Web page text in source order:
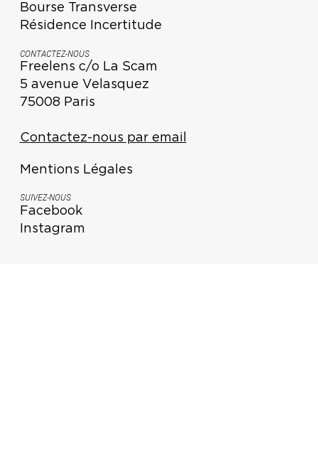
Bourse Transverse
Résidence Incertitude
CONTACTEZ-NOUS
Freelens c/o La Scam
5 avenue Velasquez
75008 Paris
Contactez-nous par email
Mentions Légales
SUIVEZ-NOUS
Facebook
Instagram